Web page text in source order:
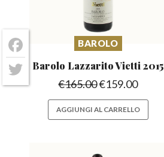
BAROLO
Barolo LazzaritoVietti 2015
€165.00€159.00
AGGIUNGI AL CARRELLO
Facebook
Twitter